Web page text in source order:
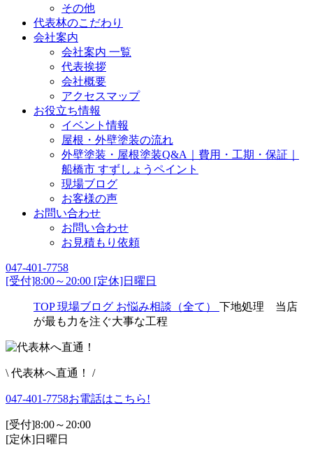
その他
代表林のこだわり
会社案内
会社案内 一覧
代表挨拶
会社概要
アクセスマップ
お役立ち情報
イベント情報
屋根・外壁塗装の流れ
外壁塗装・屋根塗装Q&A｜費用・工期・保証｜
船橋市 すずしょうペイント
現場ブログ
お客様の声
お問い合わせ
お問い合わせ
お見積もり依頼
047-401-7758
[受付]8:00～20:00 [定休]日曜日
TOP 現場ブログ お悩み相談（全て）
下地処理 当店
が最も力を注ぐ大事な工程
\ 代表林へ直通！ /
047-401-7758お電話はこちら!
[受付]8:00～20:00
[定休]日曜日